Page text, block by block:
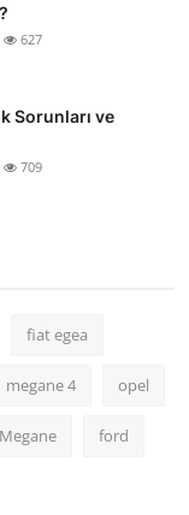
627
Sorunları ve
709
fiat egea
megane 4 opel
Megane ford